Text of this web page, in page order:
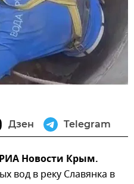
Дзен Telegram
Новости Крым.
вод в реку Славянка в